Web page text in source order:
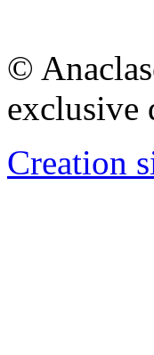
©
exclusive
Creation